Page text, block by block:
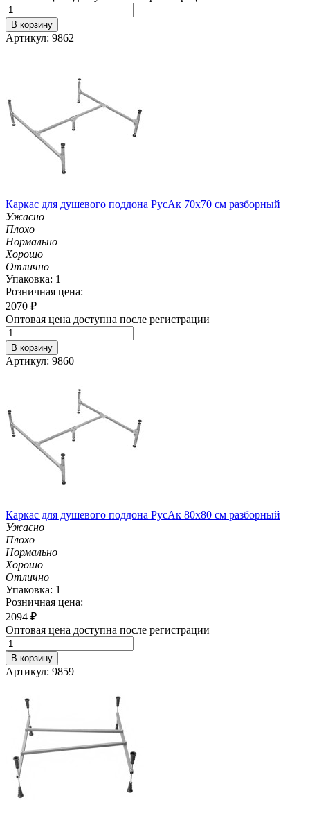
В корзину
Артикул: 9862
Каркас для душевого поддона РусАк 70х70 см разборный
Ужасно
Плохо
Нормально
Хорошо
Отлично
Упаковка: 1
Розничная цена:
2070 ₽
Оптовая цена доступна после регистрации
В корзину
Артикул: 9860
Каркас для душевого поддона РусАк 80х80 см разборный
Ужасно
Плохо
Нормально
Хорошо
Отлично
Упаковка: 1
Розничная цена:
2094 ₽
Оптовая цена доступна после регистрации
В корзину
Артикул: 9859